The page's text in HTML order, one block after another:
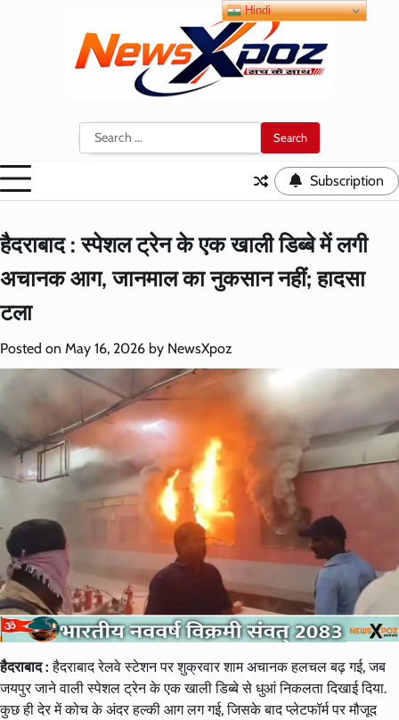
Search
for:
Subscription
हैदराबाद : स्पेशल ट्रेन के एक खाली डिब्बे में लगी
अचानक आग, जानमाल का नुकसान नहीं; हादसा
टला
Posted on May 16, 2026 by NewsXpoz
हैदराबाद : हैदराबाद रेलवे स्टेशन पर शुक्रवार शाम अचानक हलचल बढ़ गई, जब
जयपुर जाने वाली स्पेशल ट्रेन के एक खाली डिब्बे से धुआं निकलता दिखाई दिया.
कुछ ही देर में कोच के अंदर हल्की आग लग गई, जिसके बाद प्लेटफॉर्म पर मौजूद
Hindi